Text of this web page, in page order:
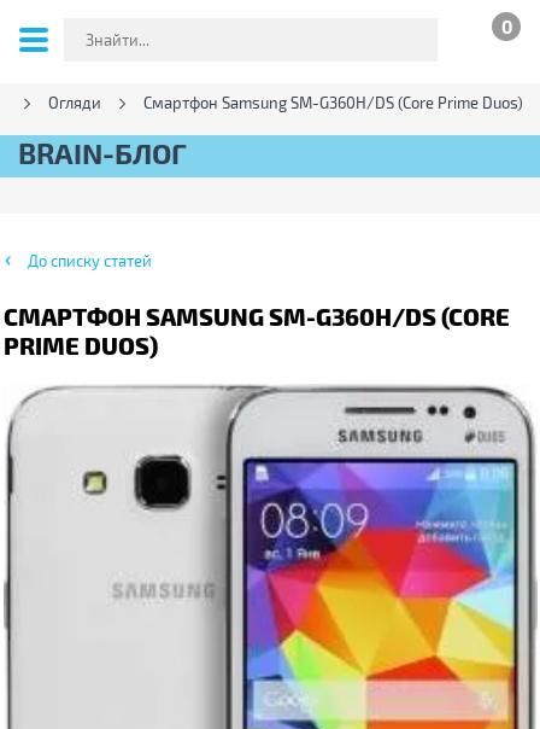
0
Огляди Смартфон Samsung SM-G360H/DS (Core Prime Duos)
BRAIN-БЛОГ
До списку статей
СМАРТФОН SAMSUNG SM-G360H/DS (CORE
PRIME DUOS)